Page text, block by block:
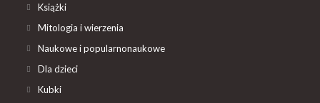
Książki
Mitologia i wierzenia
Naukowe i popularnonaukowe
Dla dzieci
Kubki